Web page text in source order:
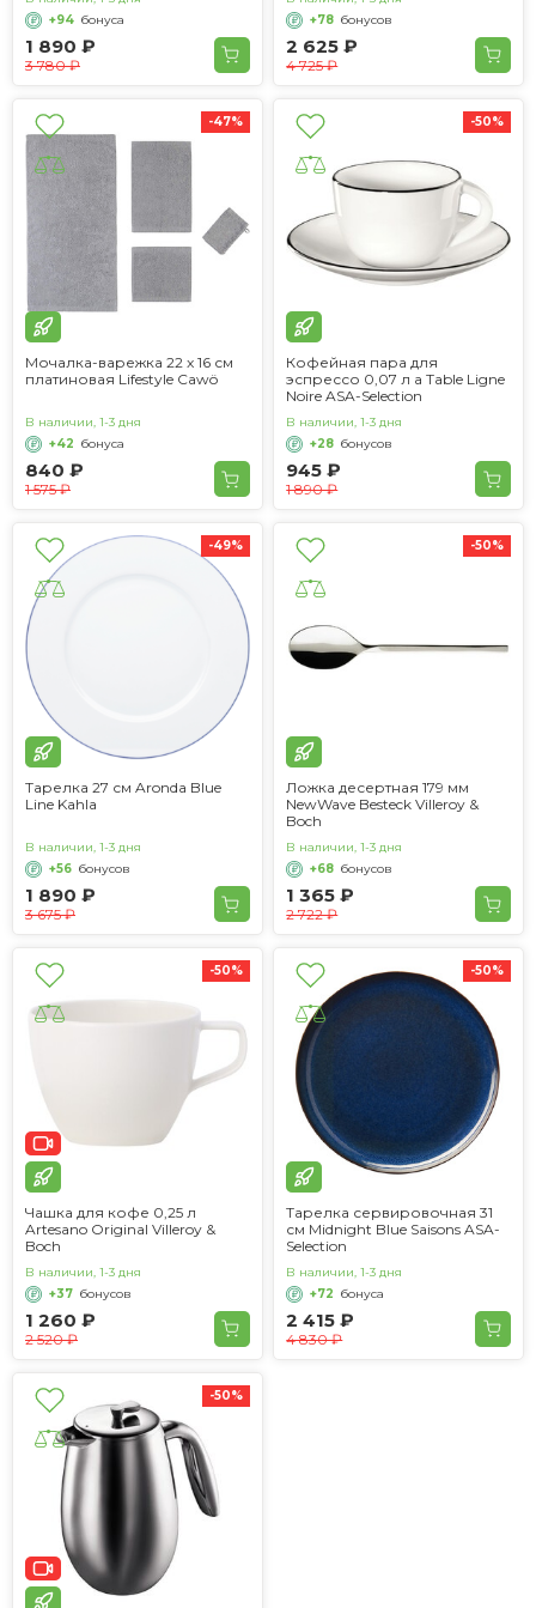
1 890 ₽
3 780 ₽
+94 бонуса
2 625 ₽
4 725 ₽
+78 бонусов
Мочалка-варежка 22 x 16 см
платиновая Lifestyle Cawö
-47%
840 ₽
1 575 ₽
В наличии, 1-3 дня
+42 бонуса
Кофейная пара для
эспрессо 0,07 л a Table Ligne
Noire ASA-Selection
-50%
945 ₽
1 890 ₽
В наличии, 1-3 дня
+28 бонусов
Тарелка 27 см Aronda Blue
Line Kahla
-49%
1 890 ₽
3 675 ₽
В наличии, 1-3 дня
+56 бонусов
Ложка десертная 179 мм
NewWave Besteck Villeroy &
Boch
-50%
1 365 ₽
2 722 ₽
В наличии, 1-3 дня
+68 бонусов
Чашка для кофе 0,25 л
Artesano Original Villeroy &
Boch
-50%
1 260 ₽
2 520 ₽
В наличии, 1-3 дня
+37 бонусов
Тарелка сервировочная 31
см Midnight Blue Saisons ASA-
Selection
-50%
2 415 ₽
4 830 ₽
В наличии, 1-3 дня
+72 бонуса
-50%